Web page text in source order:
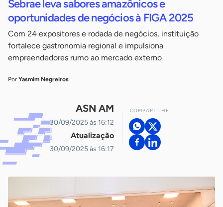
Sebrae leva sabores amazônicos e
oportunidades de negócios à FIGA 2025
Com 24 expositores e rodada de negócios, instituição
fortalece gastronomia regional e impulsiona
empreendedores rumo ao mercado externo
Por Yasmim Negreiros
ASN AM
30/09/2025 às 16:12
Atualização
30/09/2025 às 16:17
COMPARTILHE